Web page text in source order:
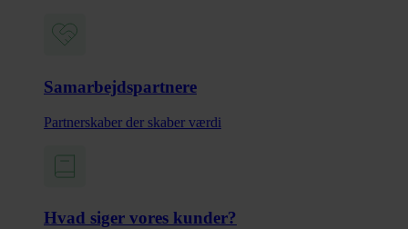
Samarbejdspartnere
Partnerskaber der skaber værdi
Hvad siger vores kunder?